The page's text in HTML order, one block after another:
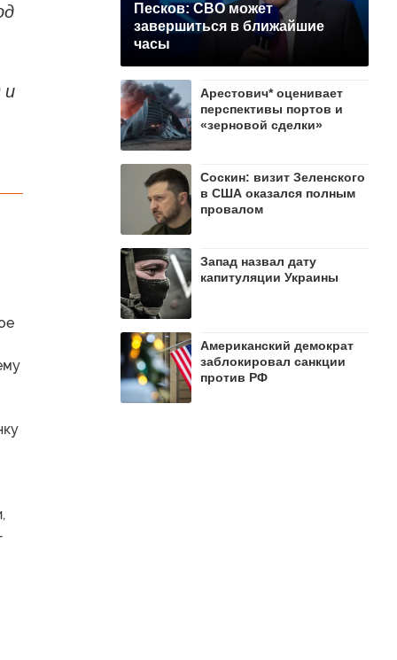
и
Песков: СВО может
завершиться в ближайшие
часы
Арестович* оценивает
перспективы портов и
«зерновой сделки»
Соскин: визит Зеленского
в США оказался полным
провалом
Запад назвал дату
капитуляции Украины
Американский демократ
заблокировал санкции
против РФ